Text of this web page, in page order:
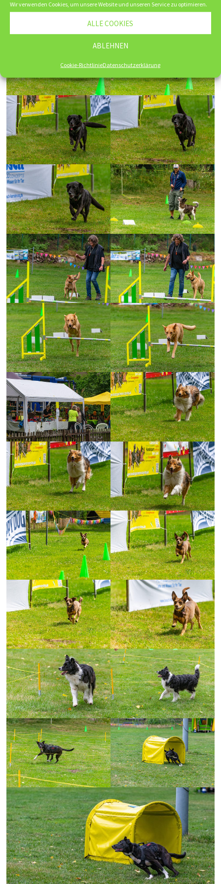
Wir verwenden Cookies, um unsere Website und unseren Service zu optimieren.
ALLE COOKIES
ABLEHNEN
Cookie-RichtlinieDatenschutzerklärung